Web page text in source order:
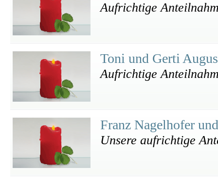
Aufrichtige
Toni und Gerti
Aufrichtige
Franz Nagelhofer
Unsere aufrichtige